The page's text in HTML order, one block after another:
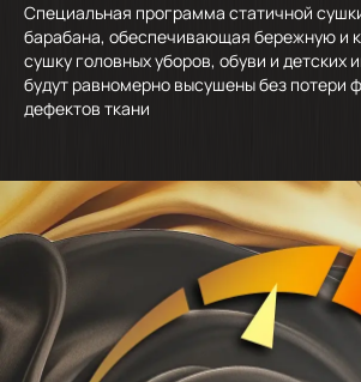
Специальная программа статичной
барабана, обеспечивающая бережную и
сушку головных уборов, обуви и детских
будут равномерно высушены без потери
дефектов ткани